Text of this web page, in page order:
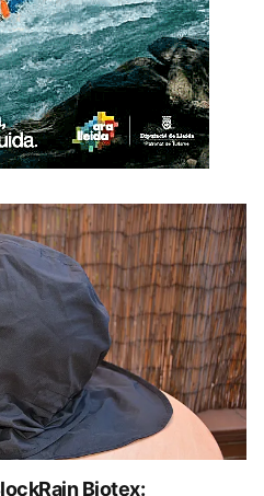
Biotex: